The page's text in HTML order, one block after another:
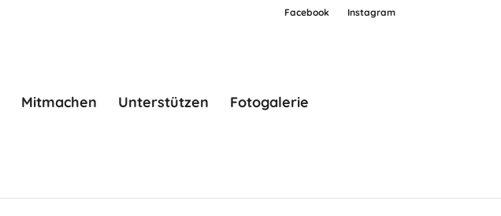
Facebook Instagram
Mitmachen Unterstützen Fotogalerie